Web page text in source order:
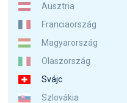
Ausztria
Franciaország
Magyarország
Olaszország
Svájc
Szlovákia